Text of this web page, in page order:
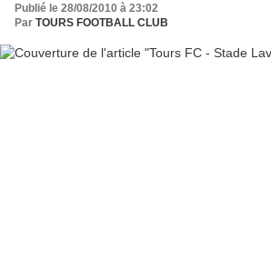
Publié le 28/08/2010 à 23:02
Par TOURS FOOTBALL CLUB